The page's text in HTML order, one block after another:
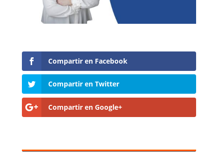
Compartir en Facebook
Compartir en Twitter
Compartir en Google+